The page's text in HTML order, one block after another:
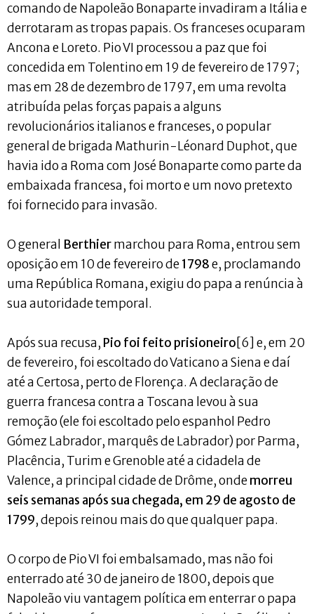
comando de Napoleão Bonaparte invadiram a Itália e
derrotaram as tropas papais. Os franceses ocuparam
Ancona e Loreto. Pio VI processou a paz que foi
concedida em Tolentino em 19 de fevereiro de 1797;
mas em 28 de dezembro de 1797, em uma revolta
atribuída pelas forças papais a alguns
revolucionários italianos e franceses, o popular
general de brigada Mathurin-Léonard Duphot, que
havia ido a Roma com José Bonaparte como parte da
embaixada francesa, foi morto e um novo pretexto
foi fornecido para invasão.
O general Berthiermarchou para Roma, entrou sem
oposição em 10 de fevereiro de1798e, proclamando
uma República Romana, exigiu do papa a renúncia à
sua autoridade temporal.
Após sua recusa, Pio foi feito prisioneiro[6] e, em 20
de fevereiro, foi escoltado do Vaticano a Siena e daí
até a Certosa, perto de Florença. A declaração de
guerra francesa contra a Toscana levou à sua
remoção (ele foi escoltado pelo espanhol Pedro
Gómez Labrador, marquês de Labrador) por Parma,
Placência, Turim e Grenoble até a cidadela de
Valence, a principal cidade de Drôme, ondemorreu
seis semanas após sua chegada, em 29 de agosto de
1799, depois reinou mais do que qualquer papa.
O corpo de Pio VI foi embalsamado, mas não foi
enterrado até 30 de janeiro de 1800, depois que
Napoleão viu vantagem política em enterrar o papa